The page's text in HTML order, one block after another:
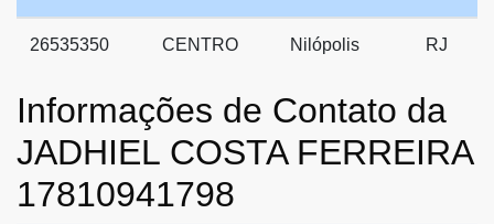
26535350 CENTRO Nilópolis RJ
Informações de Contato da
JADHIEL COSTA FERREIRA
17810941798